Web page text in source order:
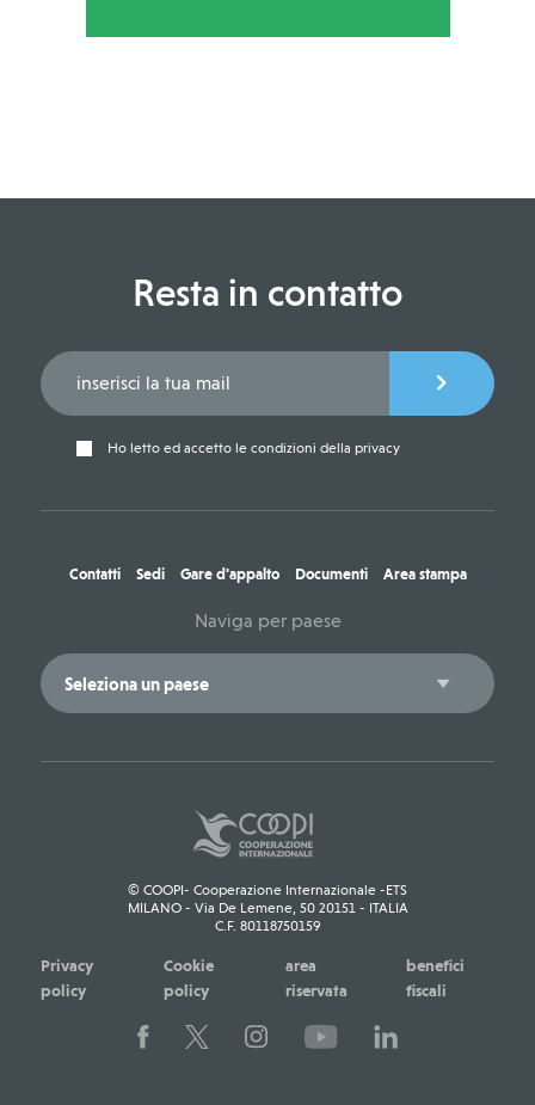
Resta in contatto
Ho letto ed accetto le condizioni della privacy
Contatti Sedi Gare d'appalto Documenti Area stampa
Naviga per paese
© COOPI- Cooperazione Internazionale -ETS
MILANO - Via De Lemene, 50 20151 - ITALIA
C.F. 80118750159
Privacy
policy
Cookie
policy
area
riservata
benefici
fiscali